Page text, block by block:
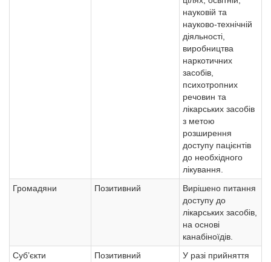
науковій та
науково-технічній
діяльності,
виробництва
наркотичних
засобів,
психотропних
речовин та
лікарських засобів
з метою
розширення
доступу пацієнтів
до необхідного
лікування.
Громадяни
Позитивний
Вирішено питання
доступу до
лікарських засобів,
на основі
канабіноїдів.
Суб’єкти
Позитивний
У разі прийняття